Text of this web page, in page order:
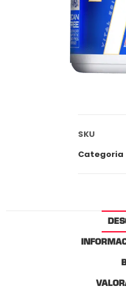
SKU
Categoria